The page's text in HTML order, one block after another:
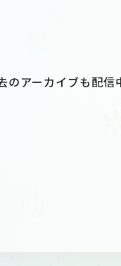
のアーカイブも配信